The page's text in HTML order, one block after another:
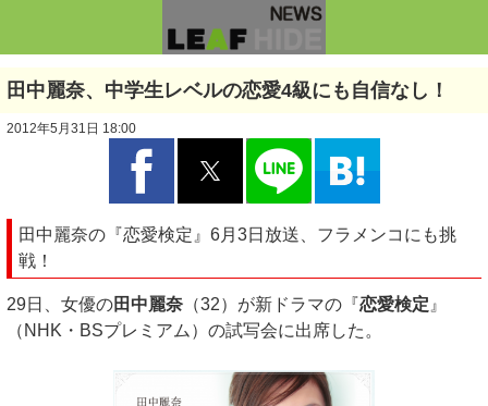
田中麗奈、中学生レベルの恋愛4級にも自信なし！
2012年5月31日 18:00
田中麗奈の『恋愛検定』6月3日放送、フラメンコにも挑
戦！
29日、女優の田中麗奈 （32）が新ドラマの『恋愛検定 』
（NHK・BSプレミアム）の試写会に出席した。